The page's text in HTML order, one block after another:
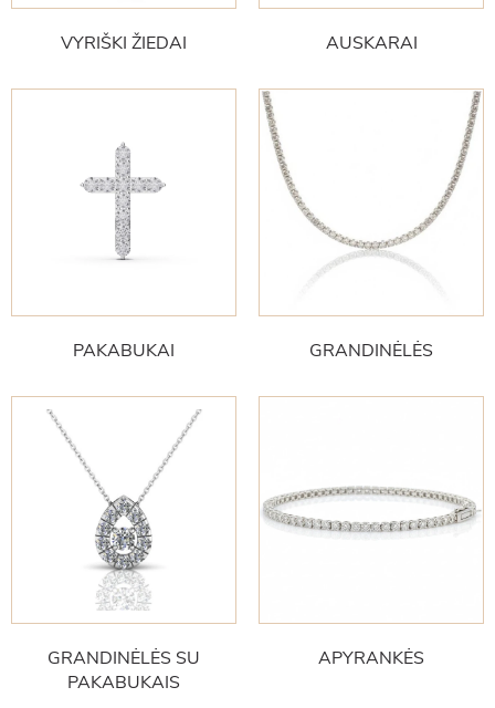
VYRIŠKI ŽIEDAI AUSKARAI
PAKABUKAI GRANDINĖLĖS
GRANDINĖLĖS SU
PAKABUKAIS
APYRANKĖS